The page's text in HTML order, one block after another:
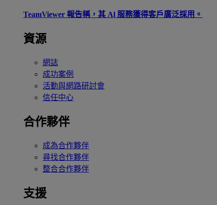
TeamViewer 報告稱，其 Al 服務獲得客戶廣泛採用。
資源
網誌
成功案例
活動與網路研討會
信任中心
合作夥伴
成為合作夥伴
尋找合作夥伴
整合合作夥伴
支援